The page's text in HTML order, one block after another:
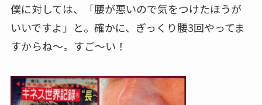
僕に対しては、「腰が悪いので気をつけたほうが
いいですよ」と。確かに、ぎっくり腰3回やってま
すからね〜。すご〜い！